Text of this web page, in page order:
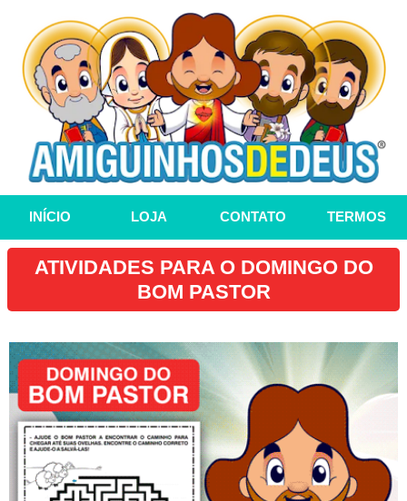
INÍCIO LOJA CONTATO TERMOS
ATIVIDADES PARA O DOMINGO DO
BOM PASTOR